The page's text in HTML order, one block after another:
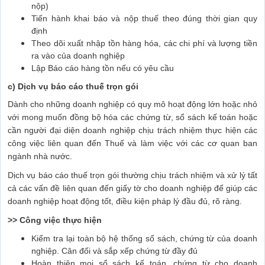
nộp)
Tiến hành khai báo và nộp thuế theo đúng thời gian quy
định
Theo dõi xuất nhập tồn hàng hóa, các chi phí và lượng tiền
ra vào của doanh nghiệp
Lập Báo cáo hàng tồn nếu có yêu cầu
c) Dịch vụ báo cáo thuế trọn gói
Dành cho những doanh nghiệp có quy mô hoạt động lớn hoặc nhỏ
với mong muốn đồng bộ hóa các chứng từ, sổ sách kế toán hoặc
cần người đại diện doanh nghiệp chịu trách nhiệm thực hiện các
công việc liên quan đến Thuế và làm việc với các cơ quan ban
ngành nhà nước.
Dịch vụ báo cáo thuế trọn gói thường chịu trách nhiệm và xử lý tất
cả các vấn đề liên quan đến giấy tờ cho doanh nghiệp để giúp các
doanh nghiệp hoạt động tốt, điều kiện pháp lý đầu đủ, rõ ràng.
>> Công việc thực hiện
Kiểm tra lại toàn bộ hệ thống sổ sách, chứng từ của doanh
nghiệp. Cân đối và sắp xếp chứng từ đầy đủ